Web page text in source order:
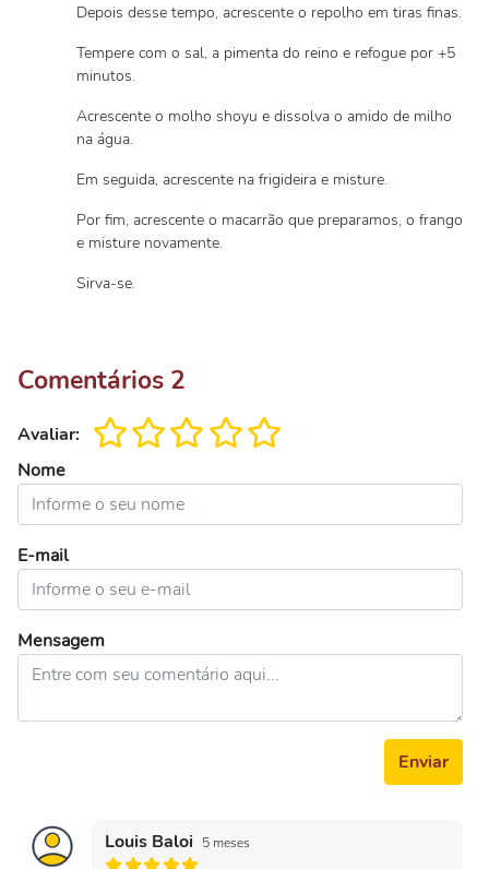
Depois desse tempo, acrescente o repolho em tiras finas.
Tempere com o sal, a pimenta do reino e refogue por +5
minutos.
Acrescente o molho shoyu e dissolva o amido de milho
na água.
Em seguida, acrescente na frigideira e misture.
Por fim, acrescente o macarrão que preparamos, o frango
e misture novamente.
Sirva-se.
Comentários 2
Avaliar:
Nome
E-mail
Mensagem
Enviar
Louis Baloi 5 meses